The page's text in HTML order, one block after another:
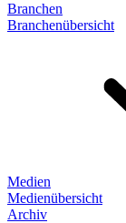
Branchen
Branchenübersicht
Medien
Medienübersicht
Archiv